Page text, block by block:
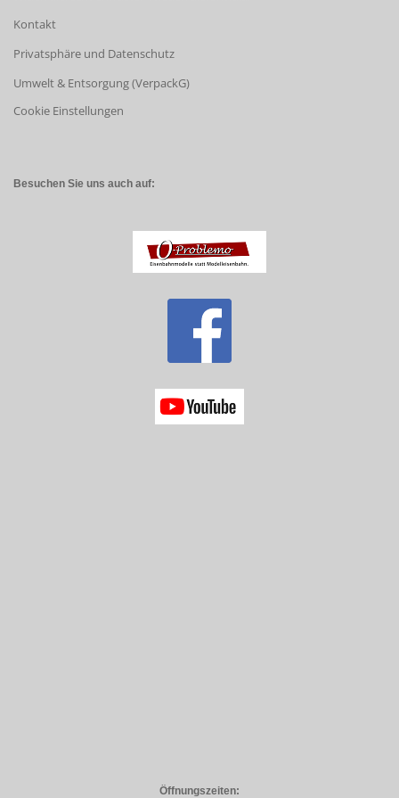
Kontakt
Privatsphäre und Datenschutz
Umwelt & Entsorgung (VerpackG)
Cookie Einstellungen
Besuchen Sie uns auch auf:
Öffnungszeiten: